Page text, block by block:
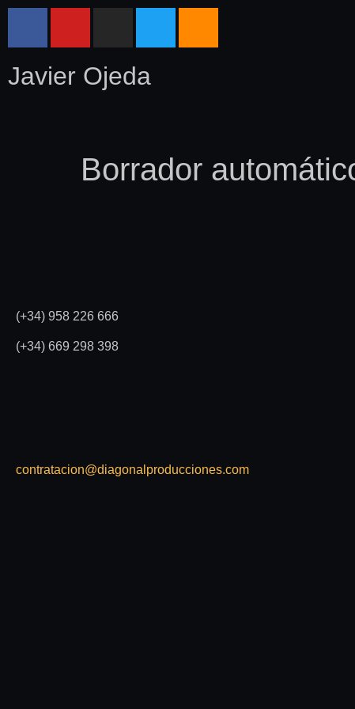
Javier Ojeda
Borrador
(+34) 958 226 666
(+34) 669 298 398
contratacion@diagonalproducciones.com